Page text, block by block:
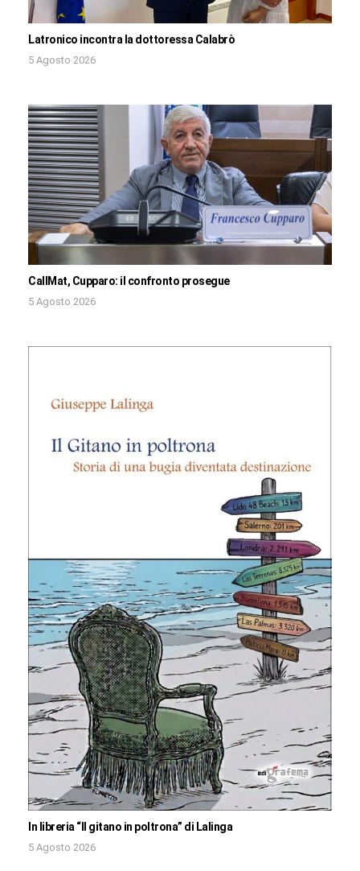
Latronico incontra la dottoressa Calabrò
5 Agosto 2026
CallMat, Cupparo: il confronto prosegue
5 Agosto 2026
In libreria “Il gitano in poltrona” di Lalinga
5 Agosto 2026